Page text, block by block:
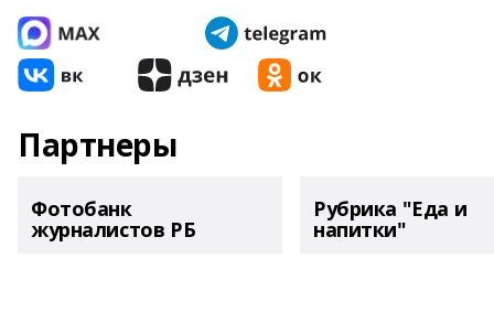
Партнеры
Фотобанк
журналистов РБ
Рубрика "Еда и
напитки"